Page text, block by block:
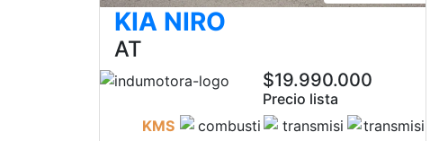
KIA NIRO
AT
$19.990.000
Precio lista
KMS